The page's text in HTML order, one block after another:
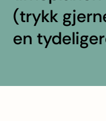
(trykk
en